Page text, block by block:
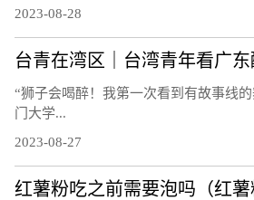
2023-08-28
“狮子会喝醉！我第一次看到有故事线
门大学...
2023-08-27